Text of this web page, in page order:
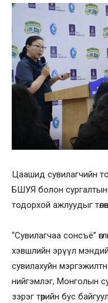
Цаашид сувилагчийн
БШУЯ болон сургалтын
тодорхой ажлуудыг
“Сувилагчаа сонсъё”
хэвшлийн эрүүл
сувилахуйн
нийгэмлэг, Монголын
зэрэг төрийн бус